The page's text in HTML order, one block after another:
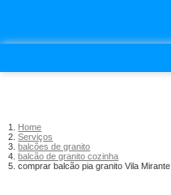
Home
Serviços
balcões de granito
balcão de granito cozinha
comprar balcão pia granito Vila Mirante